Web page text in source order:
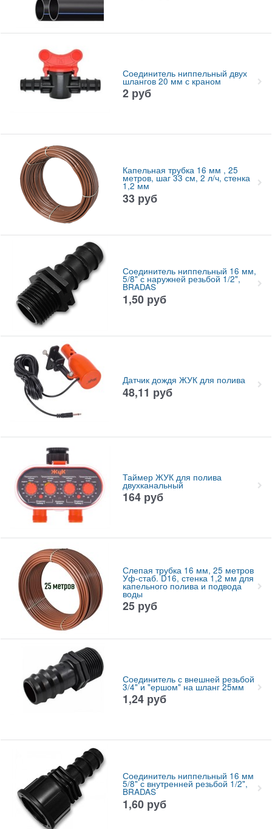
Соединитель ниппельный двух
шлангов 20 мм с краном
2 руб
Капельная трубка 16 мм , 25
метров, шаг 33 см, 2 л/ч, стенка
1,2 мм
33 руб
Соединитель ниппельный 16 мм,
5/8" с наружней резьбой 1/2",
BRADAS
1,50 руб
Датчик дождя ЖУК для полива
48,11 руб
Таймер ЖУК для полива
двухканальный
164 руб
Слепая трубка 16 мм, 25 метров
Уф-стаб. D16, стенка 1,2 мм для
капельного полива и подвода
воды
25 руб
Соединитель с внешней резьбой
3/4" и "ершом" на шланг 25мм
1,24 руб
Соединитель ниппельный 16 мм
5/8" с внутренней резьбой 1/2",
BRADAS
1,60 руб